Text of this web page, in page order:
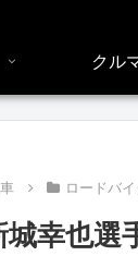
クル
ロードバイ
幸也選